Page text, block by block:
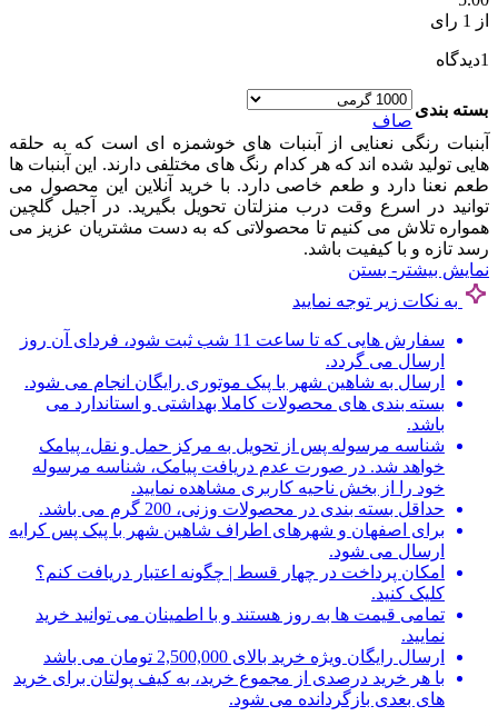
از 1 رای
1دیدگاه
بسته بندی
صاف
آبنبات رنگی نعنایی از آبنبات های خوشمزه ای است که به حلقه
هایی تولید شده اند که هر کدام رنگ های مختلفی دارند. این آبنبات ها
طعم نعنا دارد و طعم خاصی دارد. با خرید آنلاین این محصول می
توانید در اسرع وقت درب منزلتان تحویل بگیرید. در آجیل گلچین
همواره تلاش می کنیم تا محصولاتی که به دست مشتریان عزیز می
رسد تازه و با کیفیت باشد.
نمایش بیشتر - بستن
به نکات زیر توجه نمایید
سفارش هایی که تا ساعت 11 شب ثبت شود، فردای آن روز
ارسال می گردد.
ارسال به شاهین شهر با پیک موتوری رایگان انجام می شود.
بسته بندی های محصولات کاملا بهداشتی و استاندارد می
باشد.
شناسه مرسوله پس از تحویل به مرکز حمل و نقل، پیامک
خواهد شد. در صورت عدم دریافت پیامک، شناسه مرسوله
خود را از بخش ناحیه کاربری مشاهده نمایید.
حداقل بسته بندی در محصولات وزنی، 200 گرم می باشد.
برای اصفهان و شهرهای اطراف شاهین شهر با پیک پس کرایه
ارسال می شود.
امکان پرداخت در چهار قسط | چگونه اعتبار دریافت کنم؟
کلیک کنید.
تمامی قیمت ها به روز هستند و با اطمینان می توانید خرید
نمایید.
ارسال رایگان ویژه خرید بالای 2,500,000 تومان می باشد
با هر خرید درصدی از مجموع خرید، به کیف پولتان برای خرید
های بعدی بازگردانده می شود.